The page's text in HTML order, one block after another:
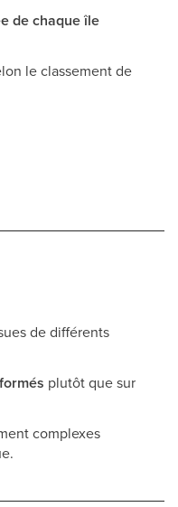
de chaque île
le classement de
de différents
plutôt que sur
complexes